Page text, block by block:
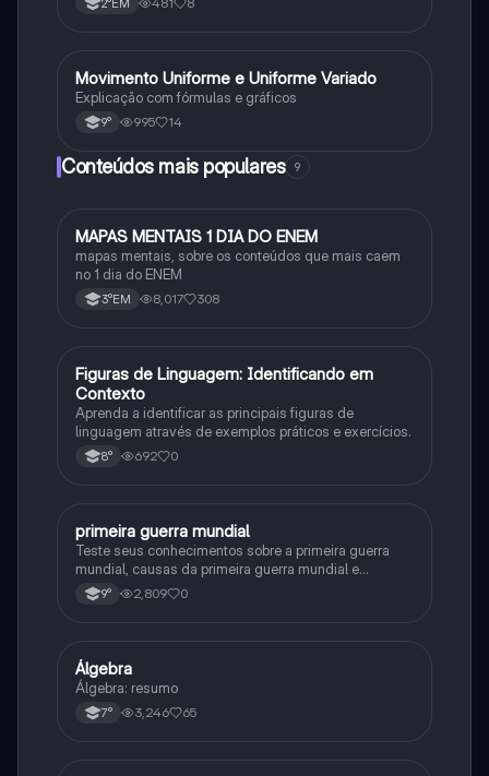
2°EM
Física
Movimento Uniforme e Uniforme Variado
Explicação com fórmulas e gráficos
9° 995 14
Conteúdos mais populares 9
Português
MAPAS MENTAIS 1 DIA DO ENEM
mapas mentais, sobre os conteúdos que mais caem
no 1 dia do ENEM
3°EM 8,017 308
FPortuguês
Figuras de Linguagem: Identificando em
Contexto
Aprenda a identificar as principais figuras de
linguagem através de exemplos práticos e exercícios.
8° 692 0
História
primeira guerra mundial
Teste seus conhecimentos sobre a primeira guerra
mundial, causas da primeira guerra mundial e
consequências da Primeira Guerra Mundial, fases da
primeira guerra mundial
9° 2,809 0
Matematica
Álgebra
Álgebra: resumo
7° 3,246 65